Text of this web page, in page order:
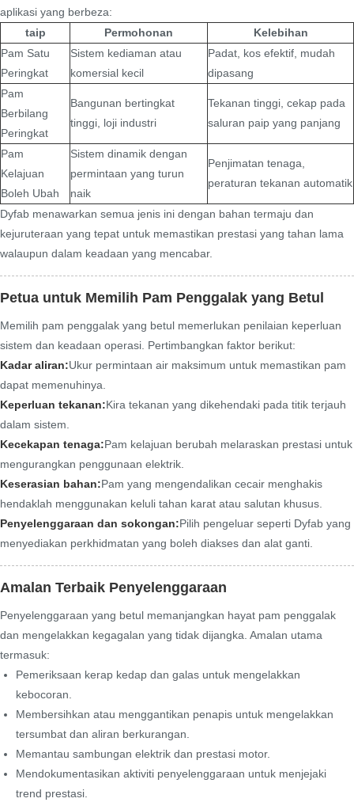
aplikasi yang berbeza:
taip
Permohonan
Kelebihan
Pam Satu
Peringkat
Sistem kediaman atau
komersial kecil
Padat, kos efektif, mudah
dipasang
Pam
Berbilang
Peringkat
Bangunan bertingkat
tinggi, loji industri
Tekanan tinggi, cekap pada
saluran paip yang panjang
Pam
Kelajuan
Boleh Ubah
Sistem dinamik dengan
permintaan yang turun
naik
Penjimatan tenaga,
peraturan tekanan automatik
Dyfab menawarkan semua jenis ini dengan bahan termaju dan
kejuruteraan yang tepat untuk memastikan prestasi yang tahan lama
walaupun dalam keadaan yang mencabar.
Petua untuk Memilih Pam Penggalak yang Betul
Memilih pam penggalak yang betul memerlukan penilaian keperluan
sistem dan keadaan operasi. Pertimbangkan faktor berikut:
Kadar aliran:Ukur permintaan air maksimum untuk memastikan pam
dapat memenuhinya.
Keperluan tekanan:Kira tekanan yang dikehendaki pada titik terjauh
dalam sistem.
Kecekapan tenaga:Pam kelajuan berubah melaraskan prestasi untuk
mengurangkan penggunaan elektrik.
Keserasian bahan:Pam yang mengendalikan cecair menghakis
hendaklah menggunakan keluli tahan karat atau salutan khusus.
Penyelenggaraan dan sokongan:Pilih pengeluar seperti Dyfab yang
menyediakan perkhidmatan yang boleh diakses dan alat ganti.
Amalan Terbaik Penyelenggaraan
Penyelenggaraan yang betul memanjangkan hayat pam penggalak
dan mengelakkan kegagalan yang tidak dijangka. Amalan utama
termasuk:
Pemeriksaan kerap kedap dan galas untuk mengelakkan
kebocoran.
Membersihkan atau menggantikan penapis untuk mengelakkan
tersumbat dan aliran berkurangan.
Memantau sambungan elektrik dan prestasi motor.
Mendokumentasikan aktiviti penyelenggaraan untuk menjejaki
trend prestasi.